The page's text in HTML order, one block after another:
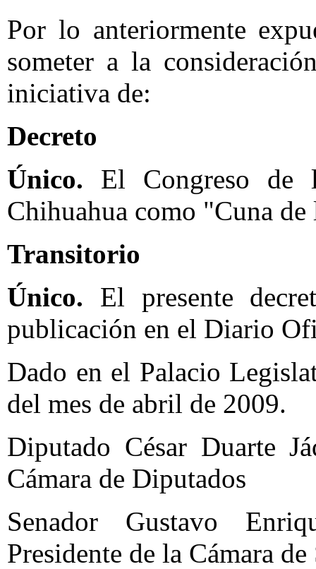
Por lo anteriormente
someter a la
iniciativa de:
Decreto
Único. El Congreso de
Chihuahua como "Cuna
Transitorio
Único. El presente
publicación en el Diario
Dado en el Palacio
del mes de abril de 2009.
Diputado César Duarte
Cámara de Diputados
Senador Gustavo
Presidente de la Cámara de